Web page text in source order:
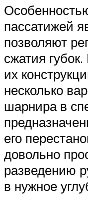
пассатижей
позволяют
сжатия
их
несколько
шарнира в
его
довольно
разведению
в нужное